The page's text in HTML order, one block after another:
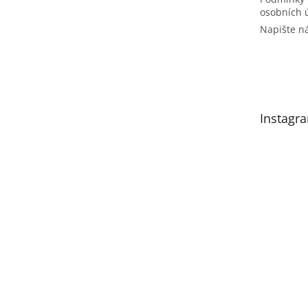
osobních
Napište